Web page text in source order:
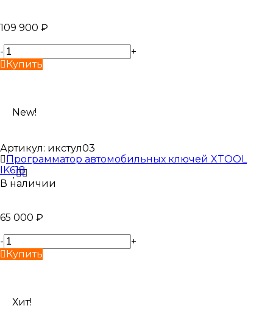
109 900 ₽
-
+
Купить
New!
Артикул: икстул03
Программатор автомобильных ключей XTOOL
IK618
В наличии
65 000 ₽
-
+
Купить
Хит!